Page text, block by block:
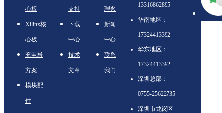
心板
Xilinx核
心板
充电桩
方案
模块配
件
支持
下载
中心
技术
文章
理念
新闻
中心
联系
我们
13316862895
华南地区：
17324413392
华东地区：
17324413392
深圳总部：
0755-25622735
深圳市龙岗区